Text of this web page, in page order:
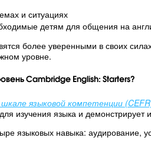
и ситуациях
детям для общения на
более уверенными в своих
уровне.
Cambridge English: Starters?
языковой компетенции
изучения языка и демонстрирует
языковых навыка: аудирование,